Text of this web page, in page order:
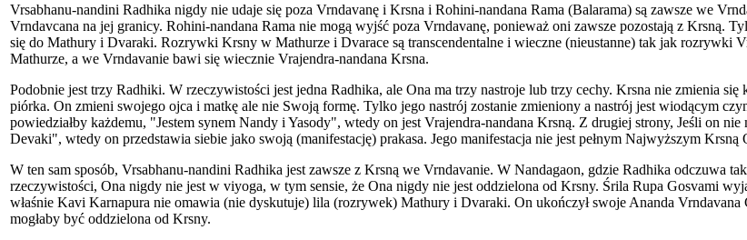
Vrsabhanu-nandini Radhika nigdy nie udaje się poza Vrndavanę i Krsna i Rohini-nandana Rama (Balarama) są zawsze we
Vrndavcana na jej granicy. Rohini-nandana Rama nie mogą wyjść poza Vrndavanę, ponieważ oni zawsze pozostają z Krsną.
się do Mathury i Dvaraki. Rozrywki Krsny w Mathurze i Dvarace są transcendentalne i wieczne (nieustanne) tak jak rozrywki
Mathurze, a we Vrndavanie bawi się wiecznie Vrajendra-nandana Krsna.
Podobnie jest trzy Radhiki. W rzeczywistości jest jedna Radhika, ale Ona ma trzy nastroje lub trzy cechy. Krsna nie zmienia
piórka. On zmieni swojego ojca i matkę ale nie Swoją formę. Tylko jego nastrój zostanie zmieniony a nastrój jest wiodącym
powiedziałby każdemu, "Jestem synem Nandy i Yasody", wtedy on jest Vrajendra-nandana Krsną. Z drugiej strony, Jeśli on
Devaki", wtedy on przedstawia siebie jako swoją (manifestację) prakasa. Jego manifestacja nie jest pełnym Najwyższym Krsną
W ten sam sposób, Vrsabhanu-nandini Radhika jest zawsze z Krsną we Vrndavanie. W Nandagaon, gdzie Radhika odczuwa
rzeczywistości, Ona nigdy nie jest w viyoga, w tym sensie, że Ona nigdy nie jest oddzielona od Krsny. Śrila Rupa Gosvami
właśnie Kavi Karnapura nie omawia (nie dyskutuje) lila (rozrywek) Mathury i Dvaraki. On ukończył swoje Ananda
mogłaby być oddzielona od Krsny.